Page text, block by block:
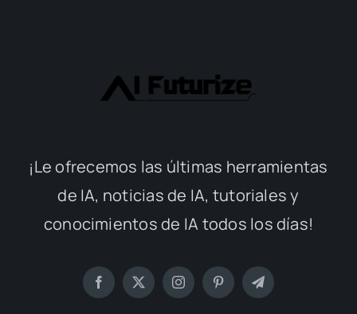
¡Le ofrecemos las últimas herramientas
de IA, noticias de IA, tutoriales y
conocimientos de IA todos los días!